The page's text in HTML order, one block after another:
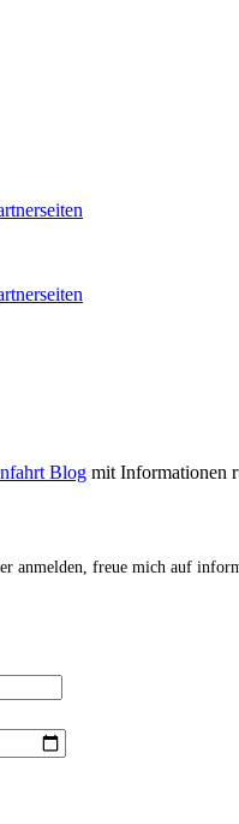
Blog mit Informationen
anmelden, freue mich auf